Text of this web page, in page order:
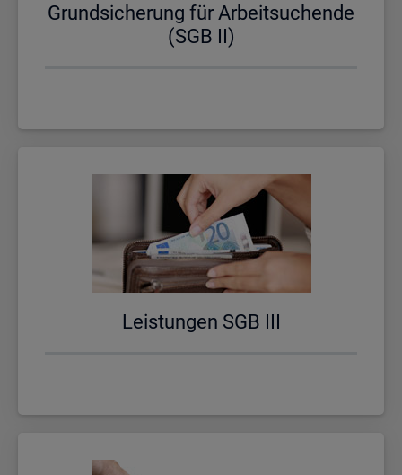
Grund­si­che­rung für Ar­beit­su­chen­de
(SGB II)
Leis­tun­gen SGB III